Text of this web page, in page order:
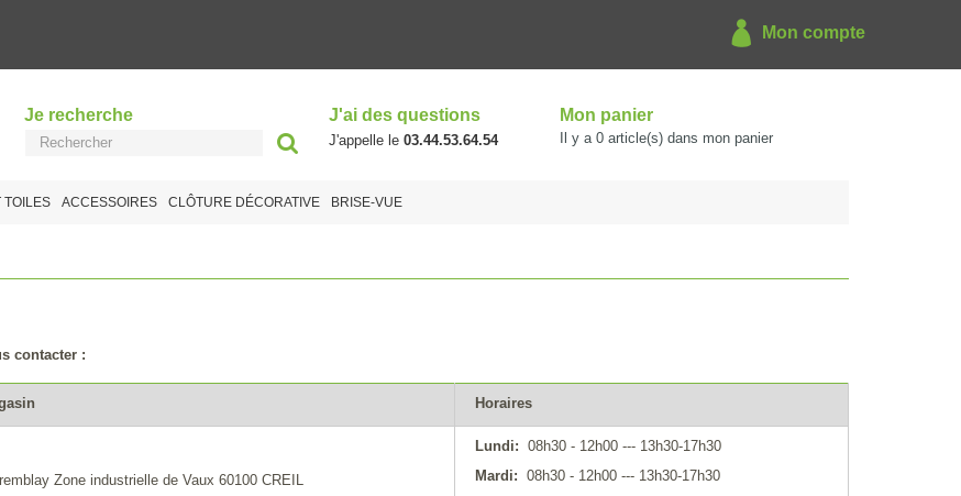
Mon compte
Je recherche J'ai des questions
J'appelle le 03.44.53.64.54
Mon panier
Il y a0 article(s) dans mon panier
TOILES ACCESSOIRES CLÔTURE DÉCORATIVE BRISE-VUE
contacter :
Horaires
Zone industrielle de Vaux 60100 CREIL
Lundi: 08h30 - 12h00 --- 13h30-17h30
Mardi: 08h30 - 12h00 --- 13h30-17h30